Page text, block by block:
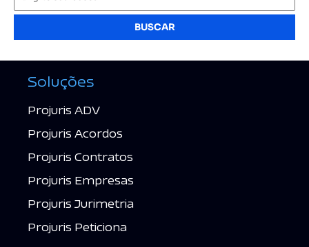
BUSCAR
Soluções
Projuris ADV
Projuris Acordos
Projuris Contratos
Projuris Empresas
Projuris Jurimetria
Projuris Peticiona